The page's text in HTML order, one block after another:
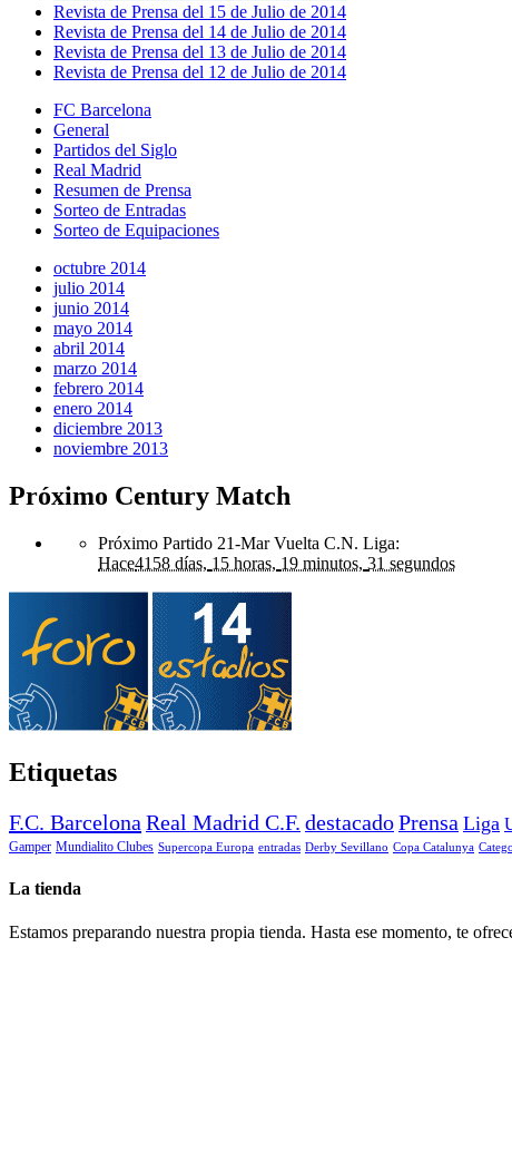
Revista de Prensa del 15 de Julio de 2014
Revista de Prensa del 14 de Julio de 2014
Revista de Prensa del 13 de Julio de 2014
Revista de Prensa del 12 de Julio de 2014
FC Barcelona
General
Partidos del Siglo
Real Madrid
Resumen de Prensa
Sorteo de Entradas
Sorteo de Equipaciones
octubre 2014
julio 2014
junio 2014
mayo 2014
abril 2014
marzo 2014
febrero 2014
enero 2014
diciembre 2013
noviembre 2013
Próximo Century Match
Próximo Partido 21-Mar Vuelta C.N. Liga:
Hace4158 días, 15 horas, 19 minutos, 31 segundos
Etiquetas
F.C. Barcelona Real Madrid C.F. destacadoPrensa Liga
Gamper Mundialito Clubes Supercopa Europa entradas Derby Sevillano Copa Catalunya
La tienda
Estamos preparando nuestra propia tienda. Hasta ese momento, te